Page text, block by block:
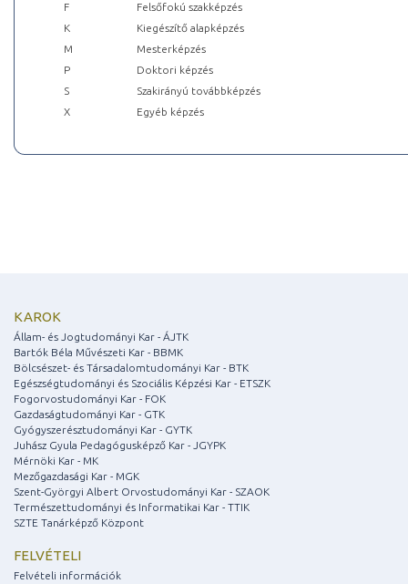
F
Felsőfokú szakképzés
K
Kiegészítő alapképzés
M
Mesterképzés
P
Doktori képzés
S
Szakirányú továbbképzés
X
Egyéb képzés
KAROK
Állam- és Jogtudományi Kar - ÁJTK
Bartók Béla Művészeti Kar - BBMK
Bölcsészet- és Társadalomtudományi Kar - BTK
Egészségtudományi és Szociális Képzési Kar - ETSZK
Fogorvostudományi Kar - FOK
Gazdaságtudományi Kar - GTK
Gyógyszerésztudományi Kar - GYTK
Juhász Gyula Pedagógusképző Kar - JGYPK
Mérnöki Kar - MK
Mezőgazdasági Kar - MGK
Szent-Györgyi Albert Orvostudományi Kar - SZAOK
Természettudományi és Informatikai Kar - TTIK
SZTE Tanárképző Központ
FELVÉTELI
Felvételi információk